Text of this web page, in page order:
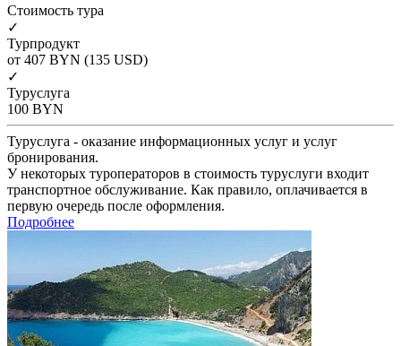
Cтоимость тура
✓
Турпродукт
от 407 BYN (135 USD)
✓
Туруслуга
100 BYN
Туруслуга - оказание информационных услуг и услуг
бронирования.
У некоторых туроператоров в стоимость туруслуги входит
транспортное обслуживание. Как правило, оплачивается в
первую очередь после оформления.
Подробнее